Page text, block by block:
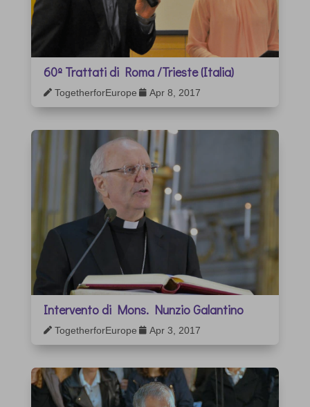
60º Trattati di Roma /Trieste (Italia)
 TogetherforEurope  Apr 8, 2017
Intervento di Mons. Nunzio Galantino
 TogetherforEurope  Apr 3, 2017